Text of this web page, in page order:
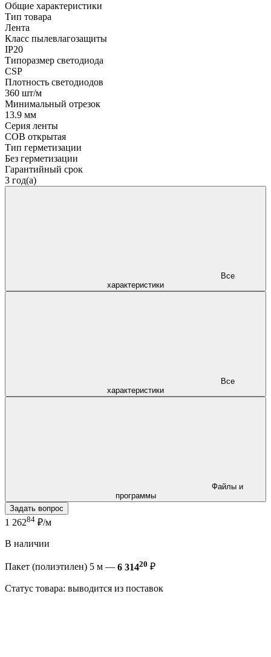
Общие характеристики
Тип товара
Лента
Класс пылевлагозащиты
IP20
Типоразмер светодиода
CSP
Плотность светодиодов
360 шт/м
Минимальный отрезок
13.9 мм
Серия ленты
COB открытая
Тип герметизации
Без герметизации
Гарантийный срок
3 год(а)
характеристики
характеристики
программы
Задать вопрос
1 26284 ₽/м
В наличии
Пакет (полиэтилен) 5 м — 6 31420 ₽
Статус товара: выводится из поставок